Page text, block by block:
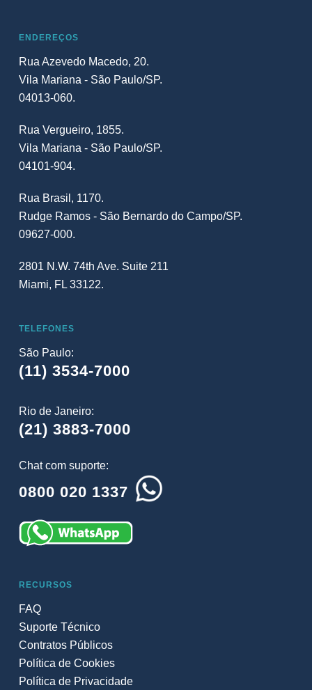
ENDEREÇOS
Rua Azevedo Macedo, 20.
Vila Mariana - São Paulo/SP.
04013-060.
Rua Vergueiro, 1855.
Vila Mariana - São Paulo/SP.
04101-904.
Rua Brasil, 1170.
Rudge Ramos - São Bernardo do Campo/SP.
09627-000.
2801 N.W. 74th Ave. Suite 211
Miami, FL 33122.
TELEFONES
São Paulo:
(11) 3534-7000
Rio de Janeiro:
(21) 3883-7000
Chat com suporte:
0800 020 1337
RECURSOS
FAQ
Suporte Técnico
Contratos Públicos
Política de Cookies
Política de Privacidade